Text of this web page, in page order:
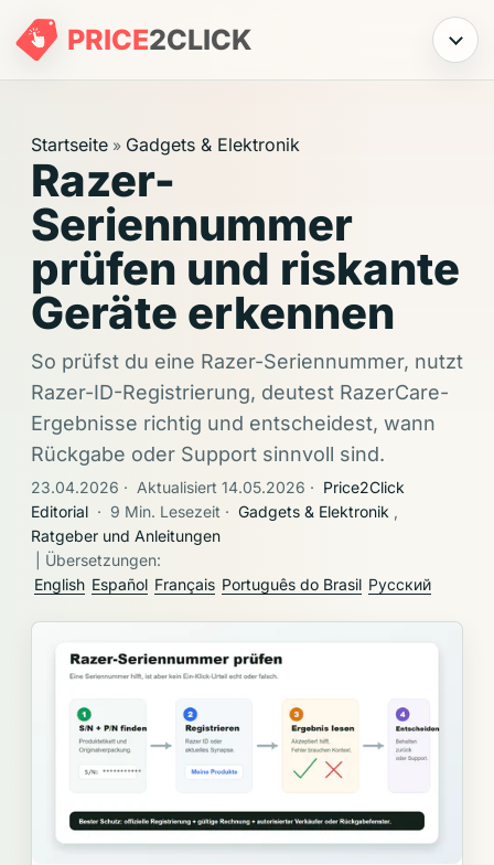
PRICE2CLICK Menü
Startseite » Gadgets & Elektronik
Razer-
Seriennummer
prüfen und riskante
Geräte erkennen
So prüfst du eine Razer-Seriennummer, nutzt
Razer-ID-Registrierung, deutest RazerCare-
Ergebnisse richtig und entscheidest, wann
Rückgabe oder Support sinnvoll sind.
23.04.2026 · Aktualisiert 14.05.2026 · Price2Click
Editorial · 9 Min. Lesezeit · Gadgets & Elektronik ,
Ratgeber und Anleitungen
| Übersetzungen:
English Español Français Português do Brasil Русский